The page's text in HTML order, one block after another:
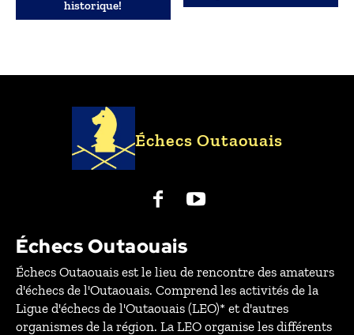
historique!
Échecs Outaouais
Échecs Outaouais
Échecs Outaouais est le lieu de rencontre des amateurs
d'échecs de l'Outaouais. Comprend les activités de la
Ligue d'échecs de l'Outaouais (LEO)* et d'autres
organismes de la région. La LEO organise les différents